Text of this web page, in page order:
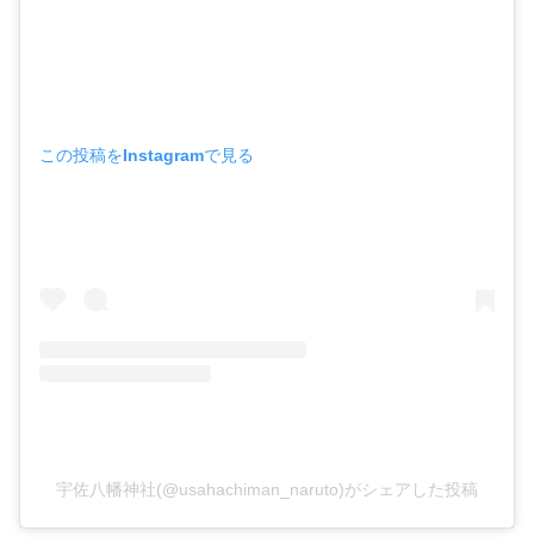
この投稿をInstagramで見る
宇佐八幡神社(@usahachiman_naruto)がシェアした投稿